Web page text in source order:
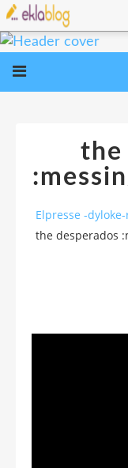
the
Elpresse -
the desperados